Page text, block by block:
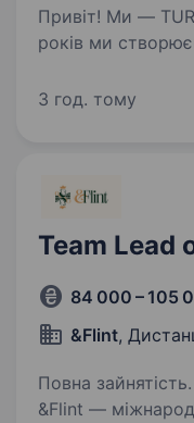
Привіт! Ми — TURBO
років ми
екосистему, що
3 год. тому
Team Lead
84 000 – 105
&Flint,
Повна
&Flint —